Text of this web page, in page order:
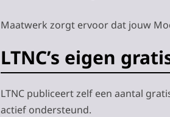
Maatwerk zorgt ervoor dat jouw
LTNC’s eigen
LTNC publiceert zelf een aantal
actief ondersteund.